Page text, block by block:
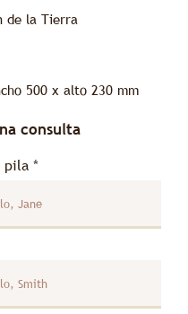
de la Tierra
500 x alto 230 mm
consulta
pila